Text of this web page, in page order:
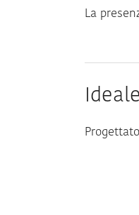
La